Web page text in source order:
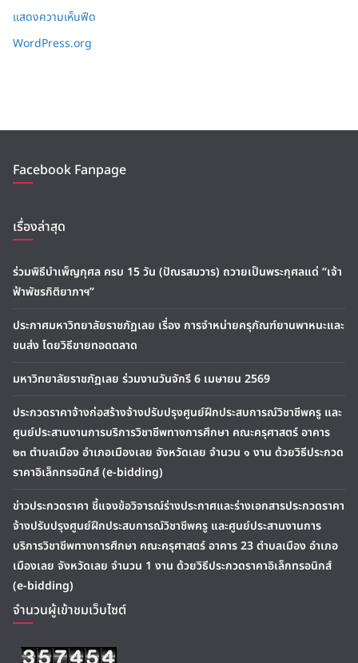
แสดงความเห็นฟีด
WordPress.org
Facebook Fanpage
เรื่องล่าสุด
ร่วมพิธีบำเพ็ญกุศล ครบ 15 วัน (ปัณรสมวาร) ถวายเป็นพระกุศลแด่ “เจ้า
ฟ้าพัชรกิติยาภาฯ”
ประกาศมหาวิทยาลัยราชภัฏเลย เรื่อง การจำหน่ายครุภัณฑ์ยานพาหนะและ
ขนส่ง โดยวิธีขายทอดตลาด
มหาวิทยาลัยราชภัฏเลย ร่วมงานวันจักรี 6 เมษายน 2569
ประกวดราคาจ้างก่อสร้างจ้างปรับปรุงศูนย์ฝึกประสบการณ์วิชาชีพครู และ
ศูนย์ประสานงานการบริการวิชาชีพทางการศึกษา คณะครุศาสตร์ อาคาร
๒๓ ตำบลเมือง อำเภอเมืองเลย จังหวัดเลย จำนวน ๑ งาน ด้วยวิธีประกวด
ราคาอิเล็กทรอนิกส์ (e-bidding)
ข่าวประกวดราคา ชี้แจงข้อวิจารณ์ร่างประกาศและร่างเอกสารประกวดราคา
จ้างปรับปรุงศูนย์ฝึกประสบการณ์วิชาชีพครู และศูนย์ประสานงานการ
บริการวิชาชีพทางการศึกษา คณะครุศาสตร์ อาคาร 23 ตำบลเมือง อำเภอ
เมืองเลย จังหวัดเลย จำนวน 1 งาน ด้วยวิธีประกวดราคาอิเล็กทรอนิกส์
(e-bidding)
จำนวนผู้เข้าชมเว็บไซต์